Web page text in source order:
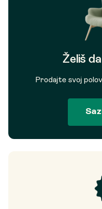
Želiš
Prodajte svoj